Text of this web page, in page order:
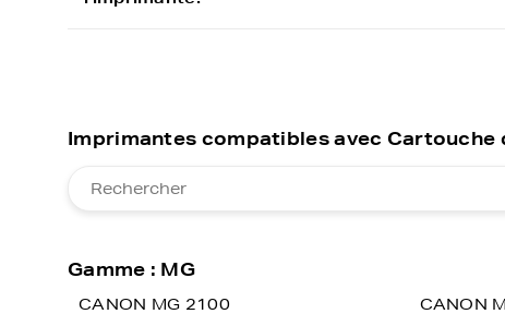
Imprimantes compatibles avec Cartouche
Gamme : MG
CANON MG 2100
CANON